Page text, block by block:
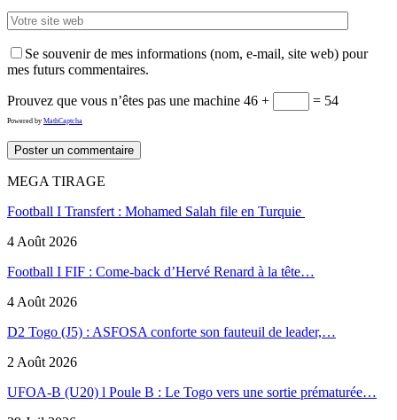
Se souvenir de mes informations (nom, e-mail, site web) pour
mes futurs commentaires.
Prouvez que vous n’êtes pas une machine 46 + = 54
Powered by MathCaptcha
MEGA TIRAGE
Football I Transfert : Mohamed Salah file en Turquie
4 Août 2026
Football I FIF : Come-back d’Hervé Renard à la tête…
4 Août 2026
D2 Togo (J5) : ASFOSA conforte son fauteuil de leader,…
2 Août 2026
UFOA-B (U20) l Poule B : Le Togo vers une sortie prématurée…